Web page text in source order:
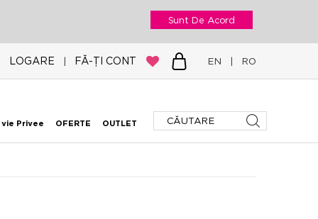
Sunt De Acord
LOGARE | FĂ-ȚI CONT EN | RO
vie Privee OFERTE OUTLET